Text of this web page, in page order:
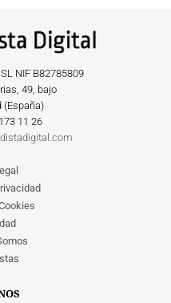
NIF B82785809
49, bajo
(España)
11 26